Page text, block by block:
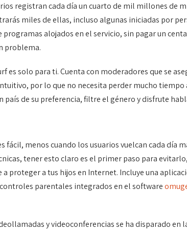
registran cada día un cuarto de mil millones de
miles de ellas, incluso algunas iniciadas por
alojados en el servicio, sin pagar un
problema.
es solo para ti. Cuenta con moderadores que se
por lo que no necesita perder mucho tiempo
de su preferencia, filtre el género y disfrute
menos cuando los usuarios vuelcan cada día
tener esto claro es el primer paso para
a proteger a tus hijos en Internet. Incluye una
parentales integrados en el software
y videoconferencias se ha disparado